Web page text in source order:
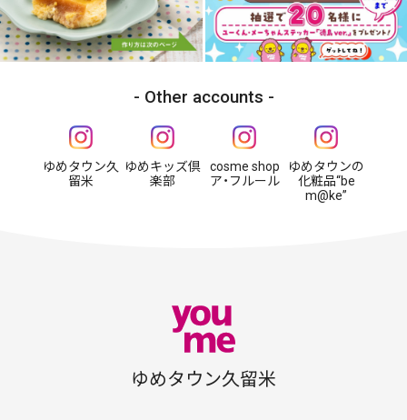
Other accounts
ゆめタウン久
留米
ゆめキッズ倶
楽部
cosme shop
ア・フルール
ゆめタウンの
化粧品“be
m@ke”
ゆめタウン久留米